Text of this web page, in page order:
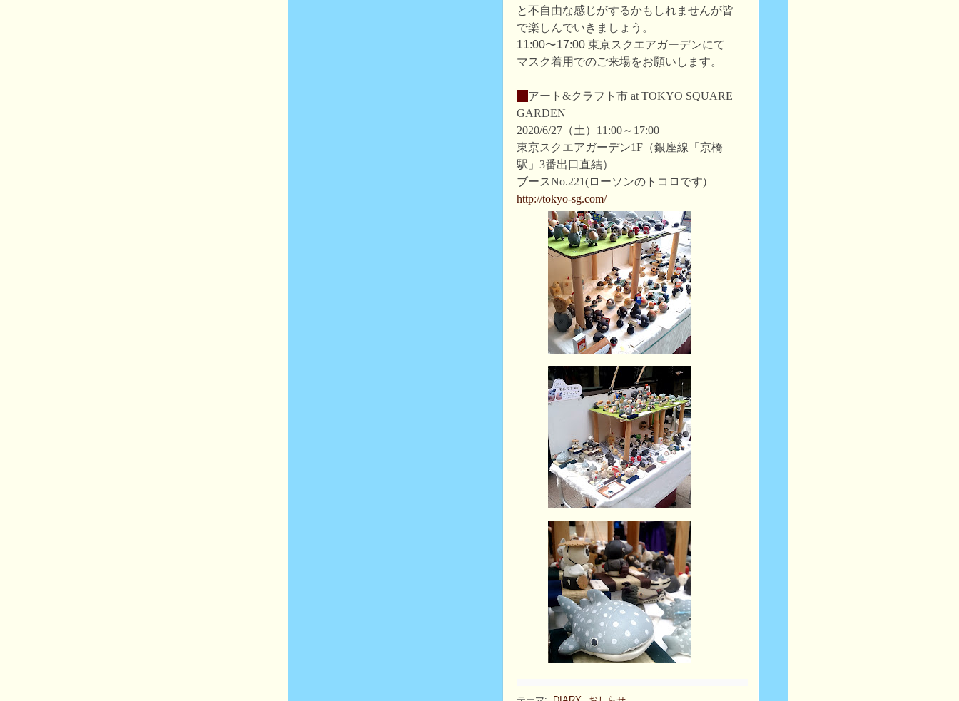
と不自由な感じがするかもしれませんが皆
で楽しんでいきましょう。
11:00〜17:00 東京スクエアガーデンにて
マスク着用でのご来場をお願いします。
アート&クラフト市 at TOKYO SQUARE
GARDEN
2020/6/27（土）11:00～17:00
東京スクエアガーデン1F（銀座線「京橋
駅」3番出口直結）
ブースNo.221(ローソンのトコロです)
http://tokyo-sg.com/